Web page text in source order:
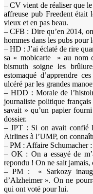
– CV vient de réaliser que
affreuse pub Freedent
vieux et en pas beau.
– CFB : Dire qu’en 2014,
hommes dans les pubs pour
– HD : J’ai éclaté de rire
sa « mobicarte » au nom
bismuth soigne les
estomaqué d’apprendre
ulcéré par les grandes
– HDD : Morale de
journaliste politique
savait » qu’un papier
dossier.
– JPT : Si on avait confié
Airlines à l’UMP, on
– PM : Affaire Schumacher
– OK : On a essayé de
repondu ! On ne sait jamais,
– PM : « Sarkozy
d’Alzheimer ». On ne
qui ont voté pour lui.